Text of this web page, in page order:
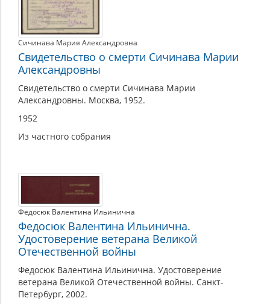
Сичинава Мария Александровна
Свидетельство о смерти Сичинава Марии
Александровны
Свидетельство о смерти Сичинава Марии
Александровны. Москва, 1952.
1952
Из частного собрания
Федосюк Валентина Ильинична
Федосюк Валентина Ильинична.
Удостоверение ветерана Великой
Отечественной войны
Федосюк Валентина Ильинична. Удостоверение
ветерана Великой Отечественной войны. Санкт-
Петербург, 2002.